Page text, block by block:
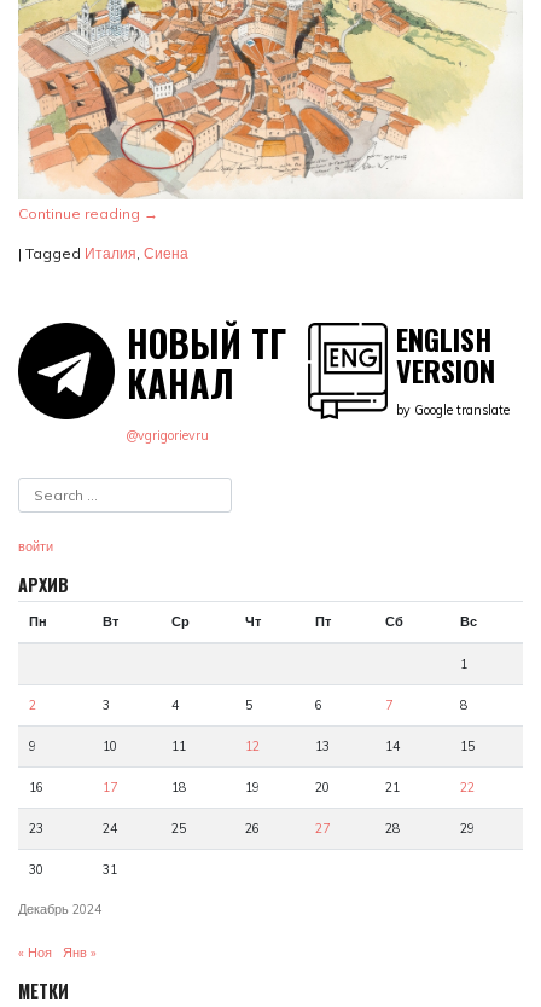
Continue reading →
| Tagged Италия Сиена
НОВЫЙ ТГ
КАНАЛ
@vgrigorievru
ENGLISH
VERSION
by Google translate
войти
АРХИВ
Декабрь 2024
Пн Вт Ср Чт Пт Сб Вс
1
2 3 4 5 6 7 8
9 10 11 12 13 14 15
16 17 18 19 20 21 22
23 24 25 26 27 28 29
30 31
« Ноя Янв »
МЕТКИ